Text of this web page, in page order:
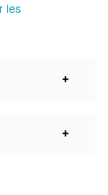
les
+
+